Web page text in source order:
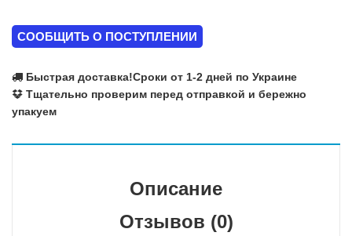
СООБЩИТЬ О ПОСТУПЛЕНИИ
Быстрая доставка!Сроки от 1-2 дней по Украине
Тщательно проверим перед отправкой и бережно
упакуем
Описание
Отзывов (0)